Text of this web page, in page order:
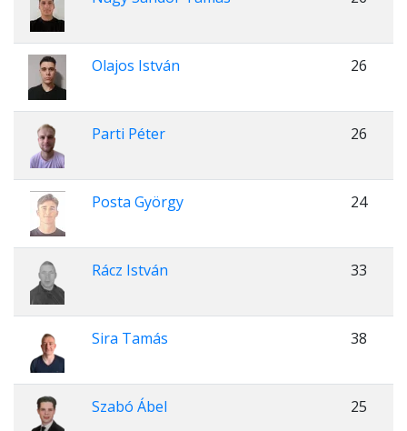
Olajos István 26
Parti Péter 26
Posta György 24
Rácz István 33
Sira Tamás 38
Szabó Ábel 25